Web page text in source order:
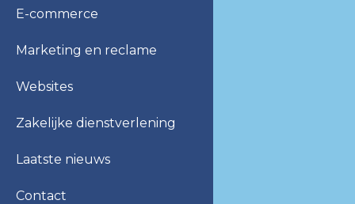
E-commerce
Marketing en reclame
Websites
Zakelijke dienstverlening
Laatste nieuws
Contact